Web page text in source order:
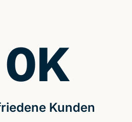
Kunden
0K